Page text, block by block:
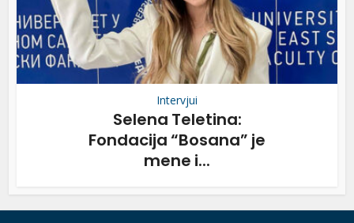
Intervjui
Selena Teletina:
Fondacija “Bosana” je
mene i...